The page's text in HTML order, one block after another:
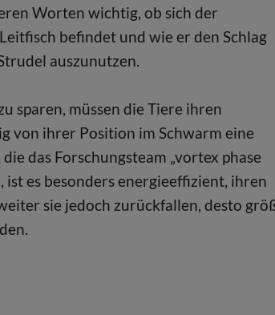
Worten wichtig, ob sich der
befindet und wie er den Schlag
auszunutzen.
sparen, müssen die Tiere ihren
von ihrer Position im Schwarm eine
das Forschungsteam „vortex phase
ist es besonders energieeffizient, ihren
sie jedoch zurückfallen, desto